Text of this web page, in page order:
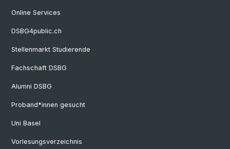
Online Services
DSBG4public.ch
Stellenmarkt Studierende
Fachschaft DSBG
Alumni DSBG
Proband*innen gesucht
Uni Basel
Vorlesungsverzeichnis